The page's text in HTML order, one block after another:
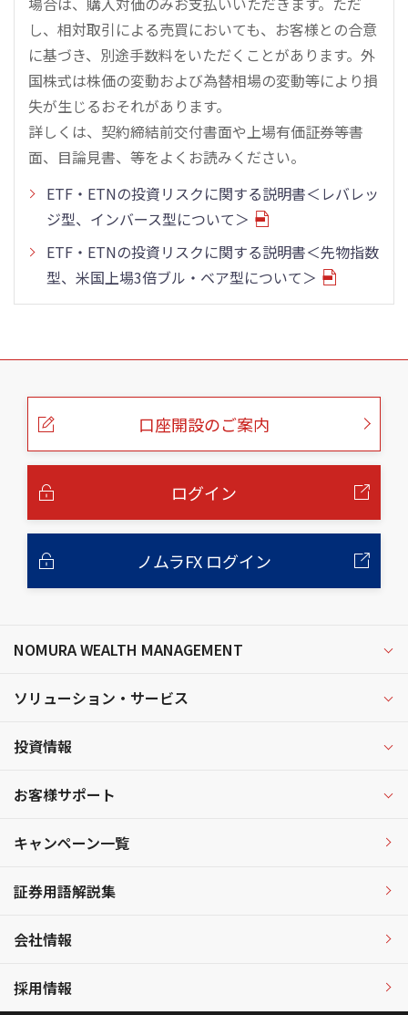
し、相対取引による売買においても、お客様との合意
に基づき、別途手数料をいただくことがあります。外
国株式は株価の変動および為替相場の変動等により損
失が生じるおそれがあります。
詳しくは、契約締結前交付書面や上場有価証券等書
面、目論見書、等をよくお読みください。
ETF・ETNの投資リスクに関する説明書＜レバレッ
ジ型、インバース型について＞
ETF・ETNの投資リスクに関する説明書＜先物指数
型、米国上場3倍ブル・ベア型について＞
こ
口座開設のご案内
ログイン
ノムラFX ログイン
NOMURA WEALTH MANAGEMENT
ソリューション・サービス
投資情報
お客様サポート
キャンペーン一覧
証券用語解説集
会社情報
採用情報